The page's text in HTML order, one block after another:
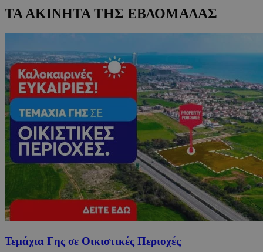
ΤΑ ΑΚΙΝΗΤΑ ΤΗΣ ΕΒΔΟΜΑΔΑΣ
Τεμάχια Γης σε Οικιστικές Περιοχές